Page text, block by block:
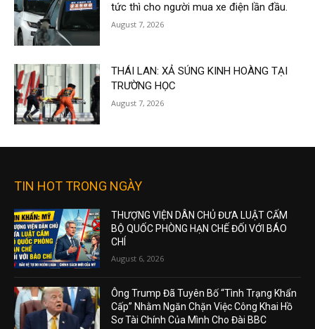
tức thì cho người mua xe điện lần đầu.
August 7, 2026
THÁI LAN: XẢ SÚNG KINH HOÀNG TẠI
TRƯỜNG HỌC
August 7, 2026
TIN HOT TRONG NGÀY
THƯỢNG VIỆN DÂN CHỦ ĐƯA LUẬT CẤM
BỘ QUỐC PHÒNG HẠN CHẾ ĐỐI VỚI BÁO
CHÍ
August 6, 2026
Ông Trump Đã Tuyên Bố “Tình Trạng Khẩn
Cấp” Nhằm Ngăn Chặn Việc Công Khai Hồ
Sơ Tài Chính Của Mình Cho Đài BBC